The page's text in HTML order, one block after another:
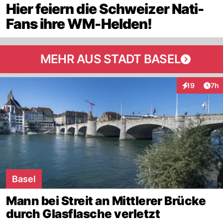
Hier feiern die Schweizer Nati-
Fans ihre WM-Helden!
MEHR AUS STADT BASEL
19 7h
Basel
Mann bei Streit an Mittlerer Brücke
durch Glasflasche verletzt